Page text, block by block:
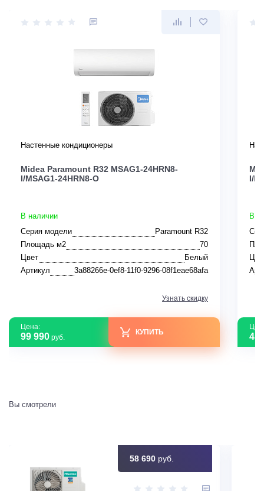
Настенные кондиционеры
Midea Paramount R32 MSAG1-24HRN8-
I/MSAG1-24HRN8-O
В наличии
Серия модели
Paramount R32
Площадь м2
70
Цвет
Белый
Артикул
3a88266e-0ef8-11f0-9296-08f1eae68afa
Узнать скидку
Цена:
99 990 руб.
КУПИТЬ
I/
В
45
Вы смотрели
58 690 руб.